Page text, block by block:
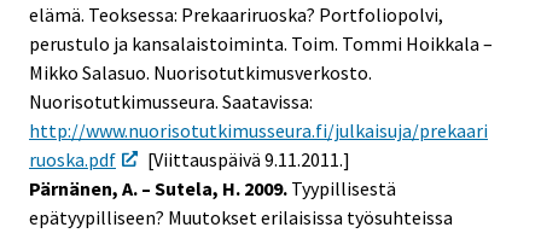
elämä. Teoksessa: Prekaariruoska? Portfoliopolvi,
perustulo ja kansalaistoiminta. Toim. Tommi Hoikkala –
Mikko Salasuo. Nuorisotutkimusverkosto.
Nuorisotutkimusseura. Saatavissa:
http://www.nuorisotutkimusseura.fi/julkaisuja/prekaari
ruoska.pdf
[Viittauspäivä 9.11.2011.]
Pärnänen, A. – Sutela, H. 2009. Tyypillisestä
epätyypilliseen? Muutokset erilaisissa työsuhteissa